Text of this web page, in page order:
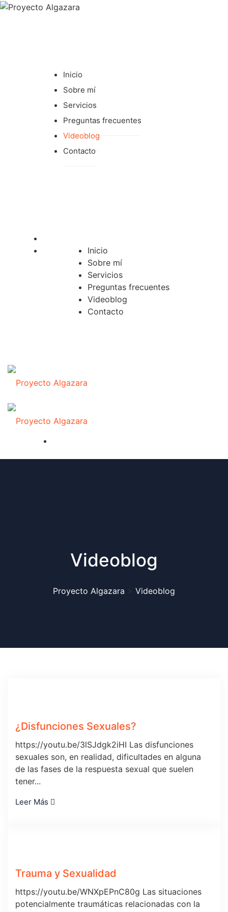
Inicio
Sobre mí
Servicios
Preguntas frecuentes
Videoblog
Contacto
Inicio
Sobre mí
Servicios
Preguntas frecuentes
Videoblog
Contacto
Videoblog
Proyecto Algazara > Videoblog
¿Disfunciones Sexuales?
https://youtu.be/3lSJdgk2iHI Las disfunciones
sexuales son, en realidad, dificultades en alguna
de las fases de la respuesta sexual que suelen
tener...
Leer Más
Trauma y Sexualidad
https://youtu.be/WNXpEPnC80g Las situaciones
potencialmente traumáticas relacionadas con la